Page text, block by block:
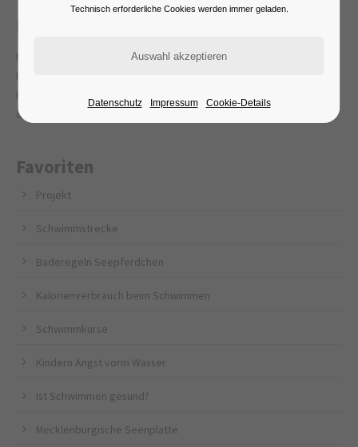
Mit der Müritzquerung wurde der größte deutsche Binnensee, die
Müritz in Mecklenburg-Vorpommern, von Rettungsschwimmern und
Freizeitschwimmern auf ihrer längsten Strecke von 30 Kilometern
durchschwommen.
Favoriten
Projekt
Schwimmstrecke
Baderegeln Seepferdchen
Kalorienverbrauch beim Schwimmen
Schwimmkurse
Kindern Angst vorm Wasser
Ist Schwimmen gesund?
Mecklenburgische Seenplatte
Technisch erforderliche Cookies werden immer geladen.
Datenschutz Impressum Cookie-Details